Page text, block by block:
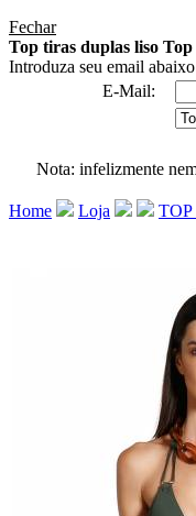
Fechar
Top tiras duplas liso
Introduza seu email
E-Mail:
Nota: infelizmente
Home
Loja